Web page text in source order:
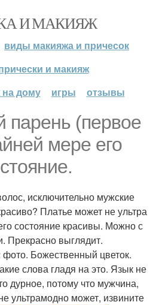
И МАКИЯЖ
виды макияжа и причесок
и макияж
на дому
игры отзывы
парень (первое
мере его
исключительно мужские
Платье может не ультра
состояние красивы. Можно с
Прекрасно выглядит.
Божественный цветок.
слова гладя на это. Язык не
дурное, потому что мужчина,
ультрамодно может, извините